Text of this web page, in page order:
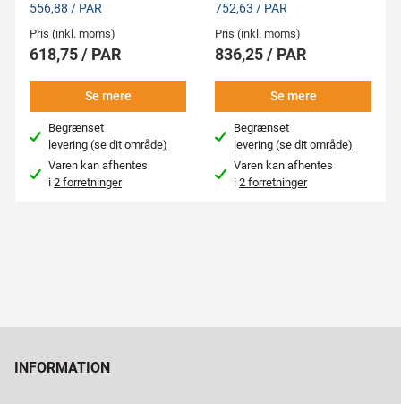
556,88 / PAR
Pris (inkl. moms)
618,75 / PAR
Se mere
Begrænset
levering(se dit område)
Varen kan afhentes
i2 forretninger
752,63 / PAR
Pris (inkl. moms)
836,25 / PAR
Se mere
Begrænset
levering(se dit område)
Varen kan afhentes
i2 forretninger
INFORMATION